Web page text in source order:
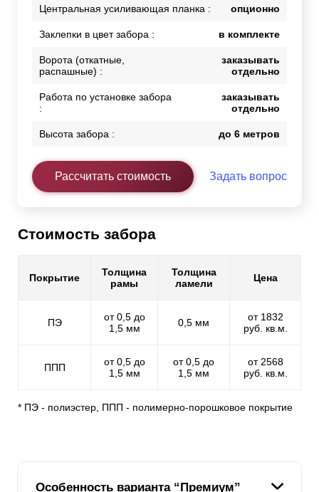
Центральная усиливающая планка : опционно
Заклепки в цвет забора : в комплекте
Ворота (откатные,
распашные) :
заказывать
отдельно
Работа по установке забора
:
заказывать
отдельно
Высота забора : до 6 метров
Рассчитать стоимость Задать вопрос
Стоимость забора
Покрытие
Толщина
рамы
Толщина
ламели
Цена
ПЭ
от 0,5 до
1,5 мм
0,5 мм
от 1832
руб. кв.м.
ППП
от 0,5 до
1,5 мм
от 0,5 до
1,5 мм
от 2568
руб. кв.м.
* ПЭ - полиэстер, ППП - полимерно-порошковое покрытие
Особенность варианта “Премиум”